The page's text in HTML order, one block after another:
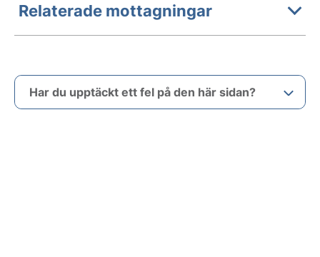
Relaterade mottagningar
Har du upptäckt ett fel på den här sidan?